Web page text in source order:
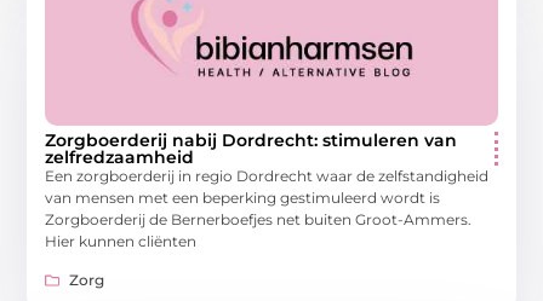
Zorgboerderij nabij Dordrecht: stimuleren van
zelfredzaamheid
Een zorgboerderij in regio Dordrecht waar de zelfstandigheid
van mensen met een beperking gestimuleerd wordt is
Zorgboerderij de Bernerboefjes net buiten Groot-Ammers.
Hier kunnen cliënten
Zorg